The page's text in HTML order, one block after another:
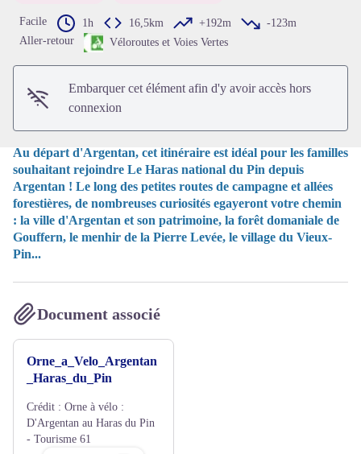
Voir l'image en plein écran
Facile 1h 16,5km +192m
-123m
Aller-retour
Véloroutes et Voies Vertes
Embarquer cet élément afin d'y avoir accès hors
connexion
Au départ d'Argentan, cet itinéraire est idéal pour les familles
souhaitant rejoindre Le Haras national du Pin depuis
Argentan ! Le long des petites routes de campagne et allées
forestières, de nombreuses curiosités egayeront votre chemin
: la ville d'Argentan et son patrimoine, la forêt domaniale de
Gouffern, le menhir de la Pierre Levée, le village du Vieux-
Pin...
Document associé
Orne_a_Velo_Argentan
_Haras_du_Pin
Crédit : Orne à vélo :
D'Argentan au Haras du Pin
- Tourisme 61